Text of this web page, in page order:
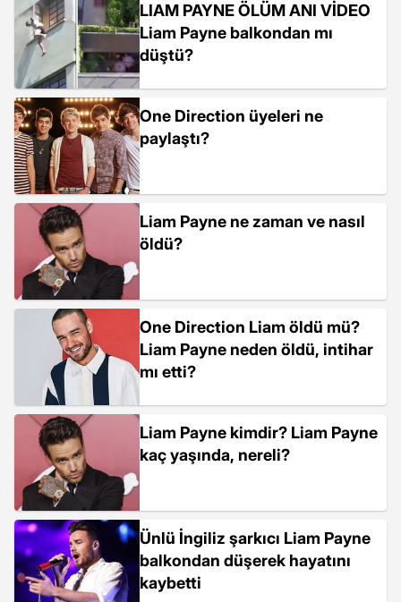
LIAM PAYNE ÖLÜM ANI VİDEO
Liam Payne balkondan mı
düştü?
One Direction üyeleri ne
paylaştı?
Liam Payne ne zaman ve nasıl
öldü?
One Direction Liam öldü mü?
Liam Payne neden öldü, intihar
mı etti?
Liam Payne kimdir? Liam Payne
kaç yaşında, nereli?
Ünlü İngiliz şarkıcı Liam Payne
balkondan düşerek hayatını
kaybetti